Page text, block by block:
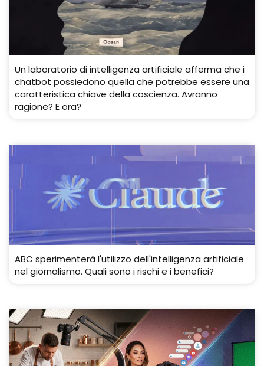
Un laboratorio di intelligenza artificiale afferma che i
chatbot possiedono quella che potrebbe essere una
caratteristica chiave della coscienza. Avranno
ragione? E ora?
ABC sperimenterà l'utilizzo dell'intelligenza artificiale
nel giornalismo. Quali sono i rischi e i benefici?